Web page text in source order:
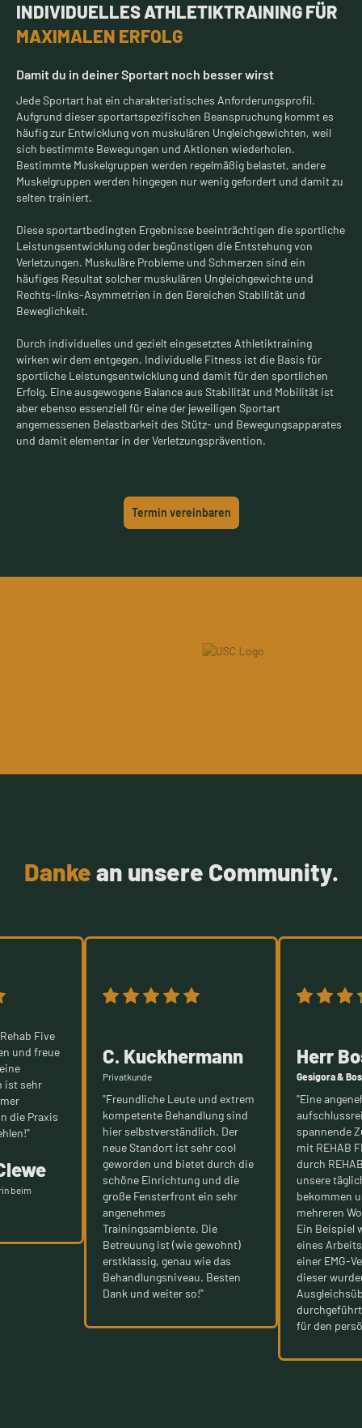
INDIVIDUELLES ATHLETIKTRAINING FÜR
MAXIMALEN ERFOLG
Damit du in deiner Sportart noch besser wirst
Jede Sportart hat ein charakteristisches Anforderungsprofil.
Aufgrund dieser sportartspezifischen Beanspruchung kommt es
häufig zur Entwicklung von muskulären Ungleichgewichten, weil
sich bestimmte Bewegungen und Aktionen wiederholen.
Bestimmte Muskelgruppen werden regelmäßig belastet, andere
Muskelgruppen werden hingegen nur wenig gefordert und damit zu
selten trainiert.
Diese sportartbedingten Ergebnisse beeinträchtigen die sportliche
Leistungsentwicklung oder begünstigen die Entstehung von
Verletzungen. Muskuläre Probleme und Schmerzen sind ein
häufiges Resultat solcher muskulären Ungleichgewichte und
Rechts-links-Asymmetrien in den Bereichen Stabilität und
Beweglichkeit.
Durch individuelles und gezielt eingesetztes Athletiktraining
wirken wir dem entgegen. Individuelle Fitness ist die Basis für
sportliche Leistungsentwicklung und damit für den sportlichen
Erfolg. Eine ausgewogene Balance aus Stabilität und Mobilität ist
aber ebenso essenziell für eine der jeweiligen Sportart
angemessenen Belastbarkeit des Stütz- und Bewegungsapparates
und damit elementar in der Verletzungsprävention.
Termin vereinbaren
Dankean unsere Community.
Five
und freue
ist sehr
die Praxis
beim
C. Kuckhermann
Privatkunde
"Freundliche Leute und extrem
kompetente Behandlung sind
hier selbstverständlich. Der
neue Standort ist sehr cool
geworden und bietet durch die
schöne Einrichtung und die
große Fensterfront ein sehr
angenehmes
Trainingsambiente. Die
Betreuung ist (wie gewohnt)
erstklassig, genau wie das
Behandlungsniveau. Besten
Dank und weiter so!"
Herr
Gesigora &
"Eine
spannende
mit REHAB
durch
unsere
bekommen
mehreren
Ein Beispiel
eines
einer EMG-
dieser
für den